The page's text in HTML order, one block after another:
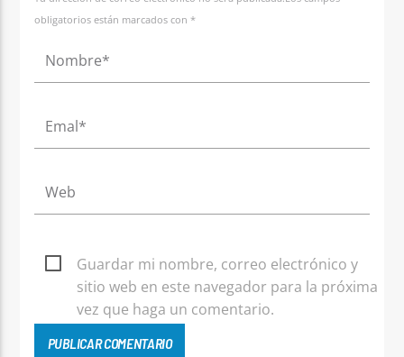
obligatorios están marcados con *
Guardar mi nombre, correo electrónico y
sitio web en este navegador para la próxima
vez que haga un comentario.